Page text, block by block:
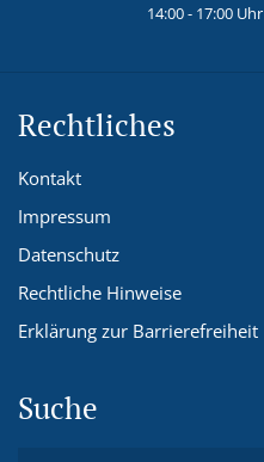
14:00 - 17:00 Uhr
Rechtliches
Kontakt
Impressum
Datenschutz
Rechtliche Hinweise
Erklärung zur Barrierefreiheit
Suche